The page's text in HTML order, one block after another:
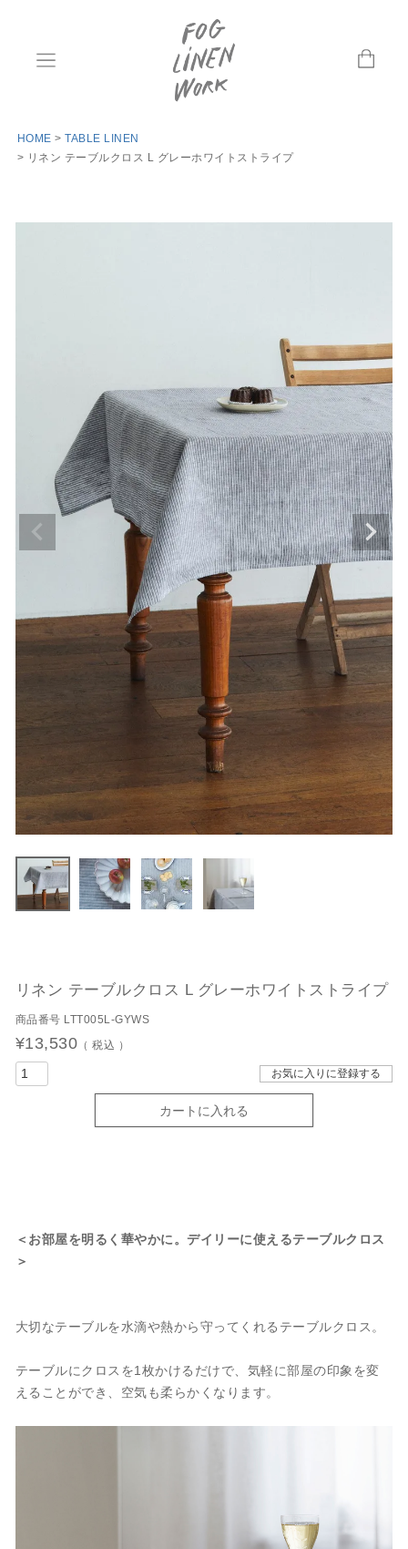
HOME
TABLE LINEN
リネン テーブルクロス L グレーホワイトストライプ
リネン テーブルクロス L グレーホワイトストライプ
商品番号 LTT005L-GYWS
¥13,530 税込
お気に入りに登録する
カートに入れる
＜お部屋を明るく華やかに。デイリーに使えるテーブルクロス
＞
大切なテーブルを水滴や熱から守ってくれるテーブルクロス。
テーブルにクロスを1枚かけるだけで、気軽に部屋の印象を変
えることができ、空気も柔らかくなります。